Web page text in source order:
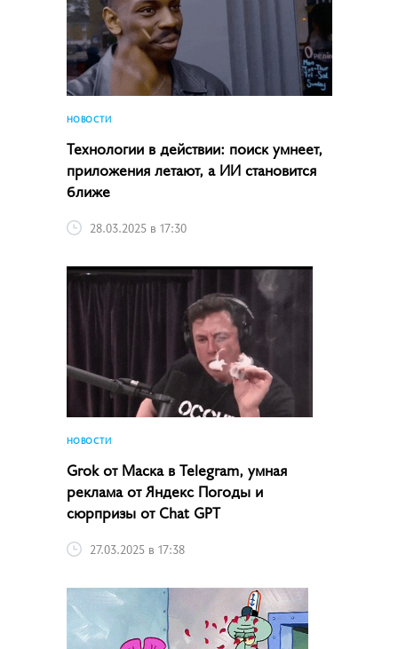
НОВОСТИ
Технологии в действии: поиск умнеет,
приложения летают, а ИИ становится
ближе
28.03.2025 в 17:30
НОВОСТИ
Grok от Маска в Telegram, умная
реклама от Яндекс Погоды и
сюрпризы от Chat GPT
27.03.2025 в 17:38